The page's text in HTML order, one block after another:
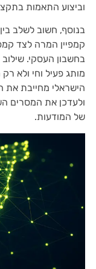
וביצוע התאמות
בנוסף, חשוב לשלב
קמפיין המרה לצד
בחשבון העסקי.
מותג פעיל וחי ולא
הישראלי מחייבת
ולעדכן את המסרים
של המודעות.